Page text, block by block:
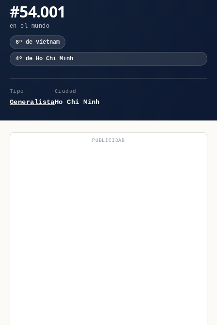
#54.001
en el mundo
6º de Vietnam
4º de Ho Chi Minh
Tipo
Generalista
Ciudad
Ho Chi Minh
PUBLICIDAD